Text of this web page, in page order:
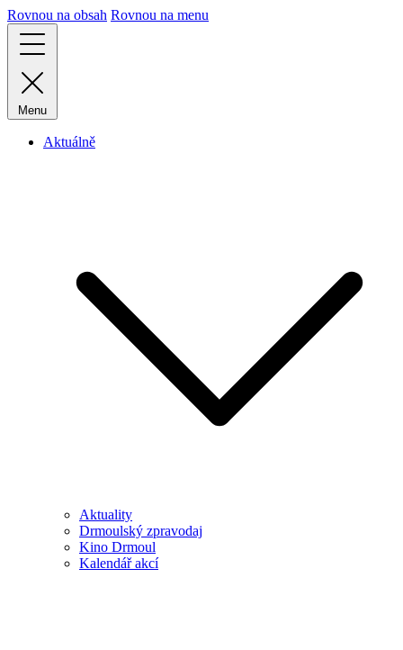
Rovnou na obsah Rovnou na menu
Menu
Aktuálně
Aktuality
Drmoulský zpravodaj
Kino Drmoul
Kalendář akcí